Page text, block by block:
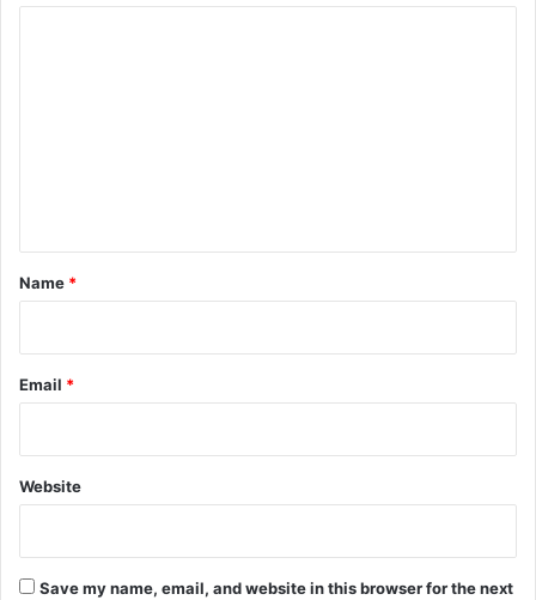
*
Name *
Email *
Website
Save my name, email, and website in this browser for the next